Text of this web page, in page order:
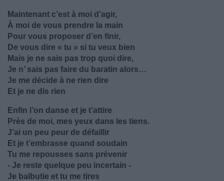
Maintenant c’est à moi d’agir,
À moi de vous prendre la main
Pour vous proposer d’en finir,
De vous dire « tu » si tu veux bien
Mais je ne sais pas trop quoi dire,
Je n’ sais pas faire du baratin alors…
Je me décide à ne rien dire
Et je ne dis rien
Enfin l’on danse et je t’attire
Près de moi, mes yeux dans les tiens.
J’ai un peu peur de défaillir
Et je t’embrasse quand soudain
Tu me repousses sans prévenir
- Je reste quelque peu incertain -
Je balbutie et tu me tires